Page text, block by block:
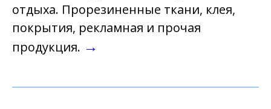
отдыха. Прорезиненные ткани, клея,
покрытия, рекламная и прочая
продукция. →